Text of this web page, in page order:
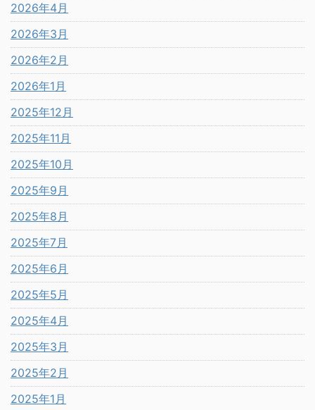
2026年4月
2026年3月
2026年2月
2026年1月
2025年12月
2025年11月
2025年10月
2025年9月
2025年8月
2025年7月
2025年6月
2025年5月
2025年4月
2025年3月
2025年2月
2025年1月